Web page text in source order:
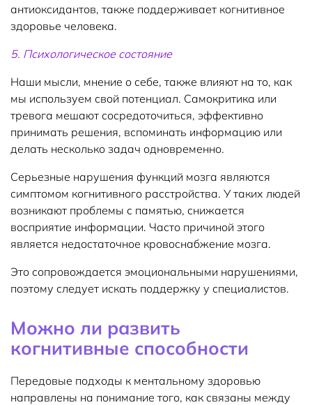
антиоксидантов, также поддерживает когнитивное
здоровье человека.
5. Психологическое состояние
Наши мысли, мнение о себе, также влияют на то, как
мы используем свой потенциал. Самокритика или
тревога мешают сосредоточиться, эффективно
принимать решения, вспоминать информацию или
делать несколько задач одновременно.
Серьезные нарушения функций мозга являются
симптомом когнитивного расстройства. У таких людей
возникают проблемы с памятью, снижается
восприятие информации. Часто причиной этого
является недостаточное кровоснабжение мозга.
Это сопровождается эмоциональными нарушениями,
поэтому следует искать поддержку у специалистов.
Можно ли развить
когнитивные способности
Передовые подходы к ментальному здоровью
направлены на понимание того, как связаны между